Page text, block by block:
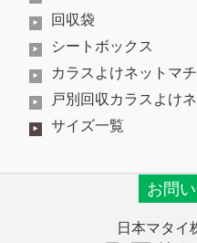
回収袋
シートボックス
カラスよけネットマ
戸別回収カラスよけ
サイズ一覧
お問
日本マタイ